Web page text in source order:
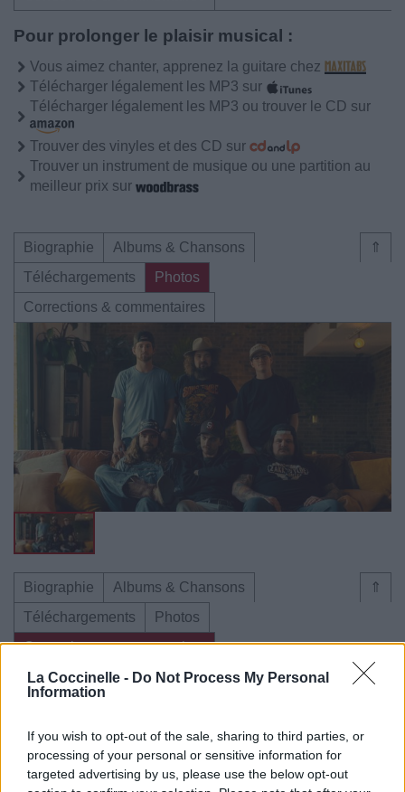
La Coccinelle - Do Not Process My Personal
Information
If you wish to opt-out of the sale, sharing to third parties, or
processing of your personal or sensitive information for
targeted advertising by us, please use the below opt-out
Pour prolonger le plaisir musical :
Vous aimez chanter, apprenez la guitare chez
Télécharger légalement les MP3 sur
Télécharger légalement les MP3 ou trouver le CD sur
Trouver des vinyles et des CD sur
Trouver un instrument de musique ou une partition au
meilleur prix sur
⇑
Biographie
Albums & Chansons
Téléchargements
Photos
Corrections & commentaires
⇑
Biographie
Albums & Chansons
Téléchargements
Photos
Corrections & commentaires
Dire «merci» pour cette traduction